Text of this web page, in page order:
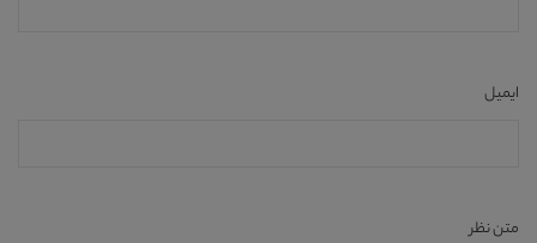
ایمیل
متن نظر